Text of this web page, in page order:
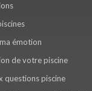
émotion
de votre piscine
questions piscine